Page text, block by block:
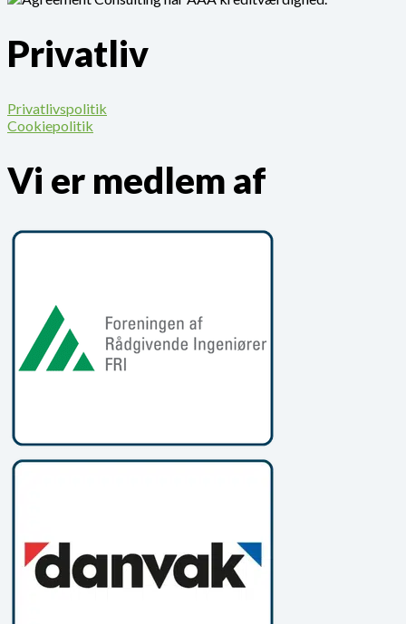
Privatliv
Privatlivspolitik
Cookiepolitik
Vi er medlem af